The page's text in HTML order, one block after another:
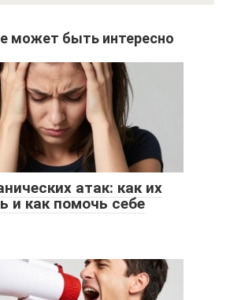
может быть интересно
атак: как их
и как помочь себе